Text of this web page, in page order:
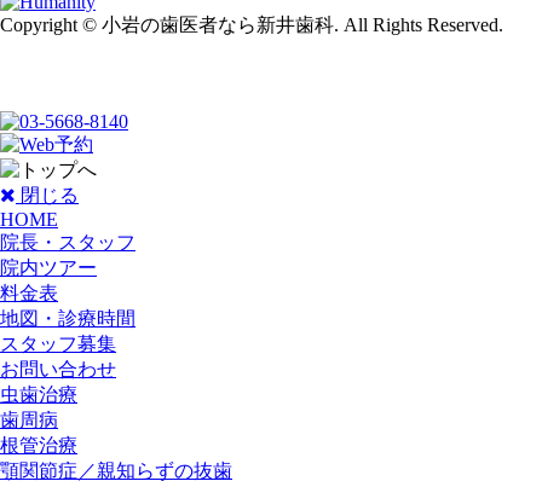
Copyright © 小岩の歯医者なら新井歯科. All Rights Reserved.
閉じる
HOME
院長・スタッフ
院内ツアー
料金表
地図・診療時間
スタッフ募集
お問い合わせ
虫歯治療
歯周病
根管治療
顎関節症／親知らずの抜歯